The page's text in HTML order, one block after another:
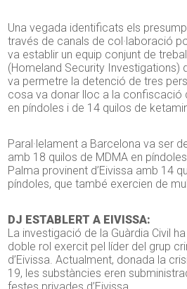
Una vegada identificats els
través de canals de col·laboració
va establir un equip conjunt de
(Homeland Security Investigations)
va permetre la detenció de tres
cosa va donar lloc a la confiscació
en píndoles i de 14 quilos de
Paral·lelament a Barcelona va ser
amb 18 quilos de MDMA en
Palma provinent d’Eivissa amb 14
píndoles, que també exercien de
DJ ESTABLERT A EIVISSA:
La investigació de la Guàrdia Civil
doble rol exercit pel líder del grup
d’Eivissa. Actualment, donada la
19, les substàncies eren